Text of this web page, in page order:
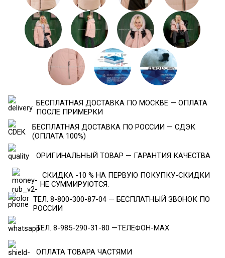
БЕСПЛАТНАЯ ДОСТАВКА ПО МОСКВЕ — ОПЛАТА
ПОСЛЕ ПРИМЕРКИ
БЕСПЛАТНАЯ ДОСТАВКА ПО РОССИИ — СДЭК
(ОПЛАТА 100%)
ОРИГИНАЛЬНЫЙ ТОВАР — ГАРАНТИЯ КАЧЕСТВА
СКИДКА -10 % НА ПЕРВУЮ ПОКУПКУ-СКИДКИ
НЕ СУММИРУЮТСЯ.
ТЕЛ. 8-800-300-87-04 — БЕСПЛАТНЫЙ ЗВОНОК ПО
РОССИИ
ТЕЛ. 8-985-290-31-80 —ТЕЛЕФОН-МАХ
ОПЛАТА ТОВАРА ЧАСТЯМИ